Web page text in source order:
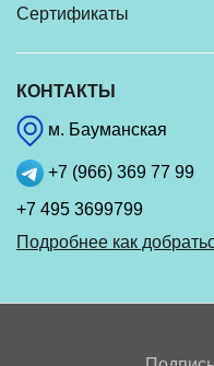
Сертификаты
КОНТАКТЫ
м. Бауманская
+7 (966) 369 77 99
+7 495 3699799
Подробнее как